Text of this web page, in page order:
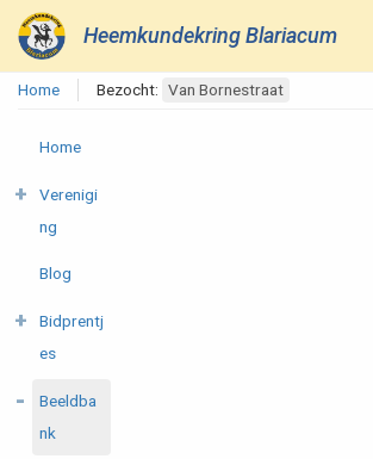
Heemkundekring Blariacum
Home Bezocht: Van Bornestraat
Home
Verenigi
ng
Blog
Bidprentj
es
Beeldba
nk